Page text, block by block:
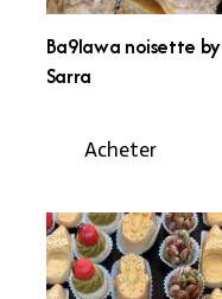
Ba9lawa noisette by
Sarra
Acheter